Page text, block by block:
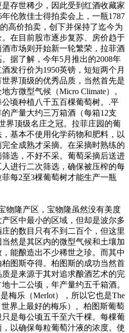
存世稀少，因此受到红酒收藏家
伦敦佳士得拍卖会上，一瓶1787
高价拍卖，创下并保持了迄今为
在目前股市逐步复苏、房价趋于
市场则开始新一轮繁荣，拉菲酒
据了解，今年5月推出的2008年
发行价为1950英镑，短短两个月
界顶级的优秀品质，当然首先是
方微型气候（Micro Climate）。
顷种植八千五百棵葡萄树。.平
产量大约三万箱酒（每箱12支
界顶级名庄之冠。拉菲庄园的葡
基本不使用化学药物和肥料，以
全成熟才采摘。在采摘时熟练的
选，不好不采。葡萄采摘后送进
进行二次筛选，确保被压榨的每
每2至3棵葡萄树才能生产一瓶
物隆产区，宝物隆虽然没有美度
区中最小的区域，但却是波尔多
的数目只有不到二百个，但这里
然是其区内的微型气候和土壤加
，能酿造出不少稀世之珍。而其中
图斯夺得。柏图斯的成功当然首
是来源于其对追求酿酒艺术的完
十二公顷，年产量约五千箱酒。
梅乐（Merlot），所以它也是The
世界上最好的梅乐）。柏图斯葡萄
是每公顷五千至六千棵。每棵葡
以确保每粒葡萄汁液的浓度。使